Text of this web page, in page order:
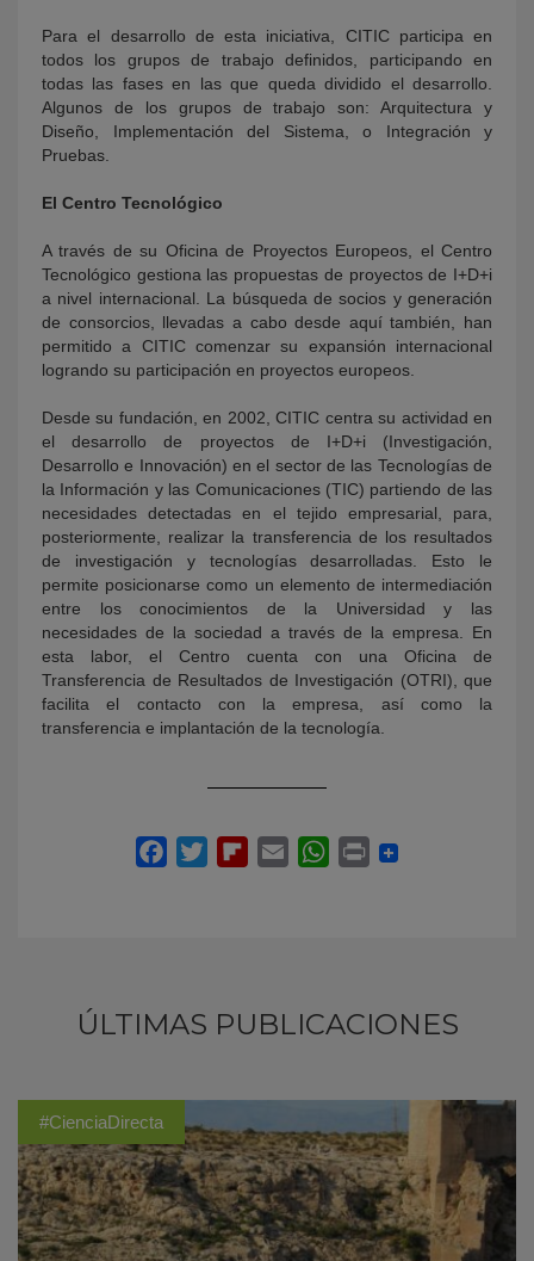
Para el desarrollo de esta iniciativa, CITIC participa en
todos los grupos de trabajo definidos, participando en
todas las fases en las que queda dividido el desarrollo.
Algunos de los grupos de trabajo son: Arquitectura y
Diseño, Implementación del Sistema, o Integración y
Pruebas.
El Centro Tecnológico
A través de su Oficina de Proyectos Europeos, el Centro
Tecnológico gestiona las propuestas de proyectos de I+D+i
a nivel internacional. La búsqueda de socios y generación
de consorcios, llevadas a cabo desde aquí también, han
permitido a CITIC comenzar su expansión internacional
logrando su participación en proyectos europeos.
Desde su fundación, en 2002, CITIC centra su actividad en
el desarrollo de proyectos de I+D+i (Investigación,
Desarrollo e Innovación) en el sector de las Tecnologías de
la Información y las Comunicaciones (TIC) partiendo de las
necesidades detectadas en el tejido empresarial, para,
posteriormente, realizar la transferencia de los resultados
de investigación y tecnologías desarrolladas. Esto le
permite posicionarse como un elemento de intermediación
entre los conocimientos de la Universidad y las
necesidades de la sociedad a través de la empresa. En
esta labor, el Centro cuenta con una Oficina de
Transferencia de Resultados de Investigación (OTRI), que
facilita el contacto con la empresa, así como la
transferencia e implantación de la tecnología.
ÚLTIMAS PUBLICACIONES
#CienciaDirecta